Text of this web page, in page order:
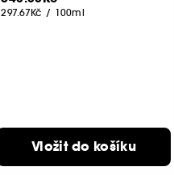
297.67Kč / 100ml
Vložit do košíku